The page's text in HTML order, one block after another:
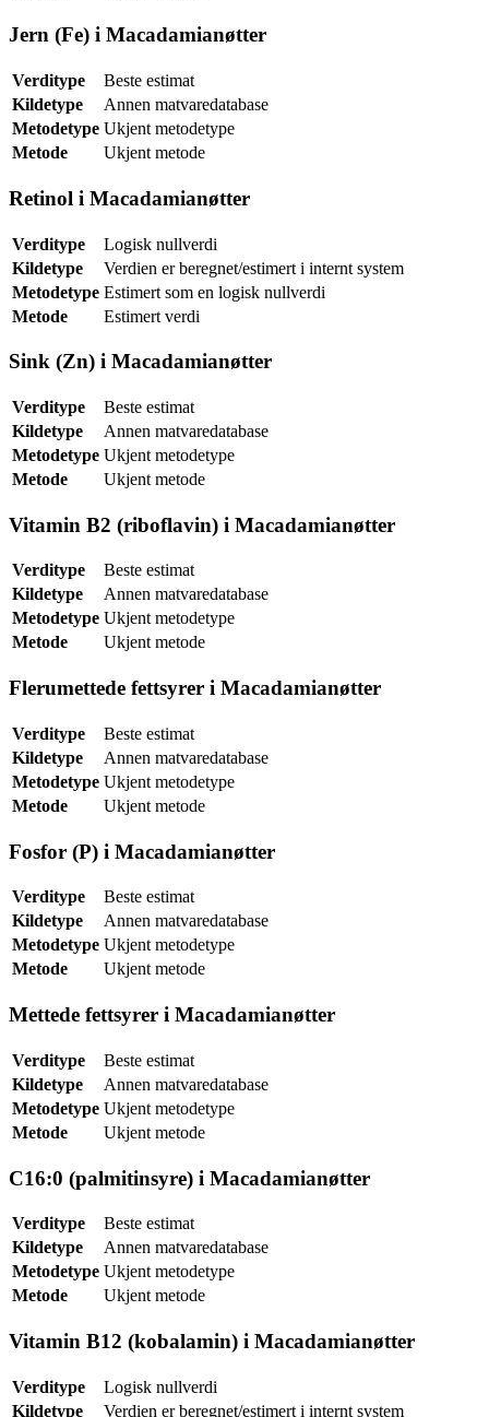
Jern (Fe) i Macadamianøtter
Verditype
Beste estimat
Kildetype
Annen matvaredatabase
Metodetype Ukjent metodetype
Metode
Ukjent metode
Retinol i Macadamianøtter
Verditype
Logisk nullverdi
Kildetype
Verdien er beregnet/estimert i internt system
Metodetype Estimert som en logisk nullverdi
Metode
Estimert verdi
Sink (Zn) i Macadamianøtter
Verditype
Beste estimat
Kildetype
Annen matvaredatabase
Metodetype Ukjent metodetype
Metode
Ukjent metode
Vitamin B2 (riboflavin) i Macadamianøtter
Verditype
Beste estimat
Kildetype
Annen matvaredatabase
Metodetype Ukjent metodetype
Metode
Ukjent metode
Flerumettede fettsyrer i Macadamianøtter
Verditype
Beste estimat
Kildetype
Annen matvaredatabase
Metodetype Ukjent metodetype
Metode
Ukjent metode
Fosfor (P) i Macadamianøtter
Verditype
Beste estimat
Kildetype
Annen matvaredatabase
Metodetype Ukjent metodetype
Metode
Ukjent metode
Mettede fettsyrer i Macadamianøtter
Verditype
Beste estimat
Kildetype
Annen matvaredatabase
Metodetype Ukjent metodetype
Metode
Ukjent metode
C16:0 (palmitinsyre) i Macadamianøtter
Verditype
Beste estimat
Kildetype
Annen matvaredatabase
Metodetype Ukjent metodetype
Metode
Ukjent metode
Vitamin B12 (kobalamin) i Macadamianøtter
Verditype
Logisk nullverdi
Kildetype
Verdien er beregnet/estimert i internt system